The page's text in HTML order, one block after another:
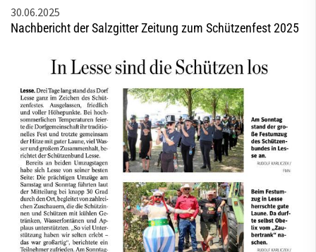
30.06.2025
Nachbericht der Salzgitter Zeitung zum Schützenfest 2025